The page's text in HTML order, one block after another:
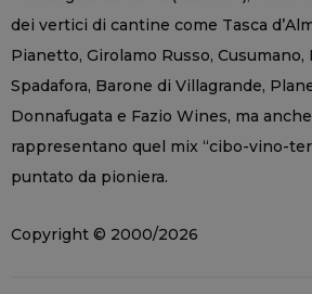
dei vertici di cantine come Tasca
Pianetto, Girolamo Russo,
Spadafora, Barone di Villagrande,
Donnafugata e Fazio Wines, ma
rappresentano quel mix “cibo-vino-
puntato da pioniera.
Copyright © 2000/2026